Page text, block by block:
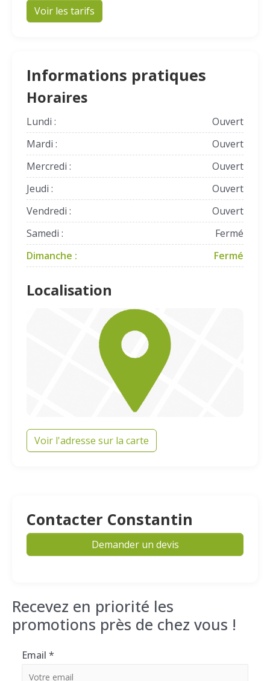
Voir les tarifs
Informations pratiques
Horaires
Lundi :
Ouvert
Mardi :
Ouvert
Mercredi :
Ouvert
Jeudi :
Ouvert
Vendredi :
Ouvert
Samedi :
Fermé
Dimanche :
Fermé
Localisation
Voir l'adresse sur la carte
Contacter Constantin
Demander un devis
Recevez en priorité les
promotions près de chez vous !
Email *